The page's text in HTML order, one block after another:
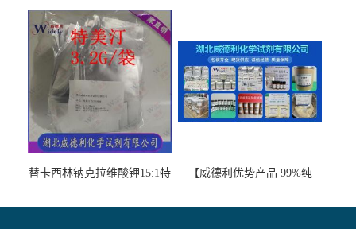
图谱检测方法现货供应咨询
张军52-67-5
替卡西林钠克拉维酸钾15:1特
【威德利优势产品 99%纯